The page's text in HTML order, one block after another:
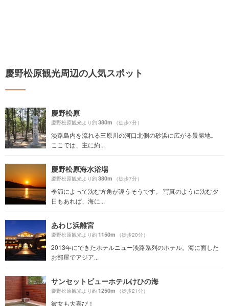
慶野松原観光周辺の人気スポット
慶野松原
慶野松原観光より約380m （徒歩7分）
淡路島内を流れる三原川の河口北側の砂浜に広がる景勝地。
ここでは、主に約...
慶野松原海水浴場
慶野松原観光より約380m （徒歩7分）
季節によって沈む方角が違うそうです。 写真のように沈む夕
日もあれば、海に...
あわじ浜離宮
慶野松原観光より約1150m （徒歩20分）
2013年にできたホテルニュー淡路系列のホテル。海に面した
お部屋でアジア...
サンセットビューホテルけひの海
慶野松原観光より約1250m （徒歩21分）
彼女も大喜び！